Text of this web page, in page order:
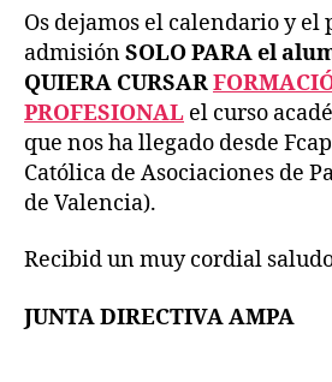
Os dejamos el calendario y el
admisiónSOLO PARA el
QUIERA CURSAR
PROFESIONAL el curso
que nos ha llegado desde
Católica de Asociaciones de
de Valencia).
Recibid un muy cordial
JUNTA DIRECTIVA AMPA